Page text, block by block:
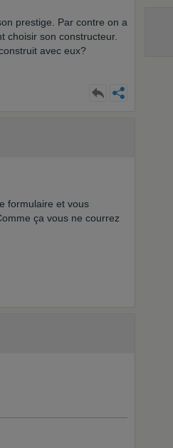
prestige. Par contre on a
choisir son constructeur.
avec eux?
formulaire et vous
ça vous ne courrez